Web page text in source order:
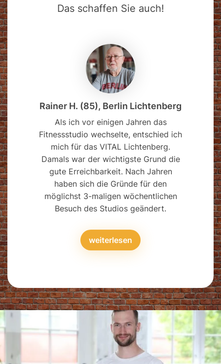
Das schaffen Sie auch!
Rainer H. (85), Berlin Lichtenberg
Als ich vor einigen Jahren das
Fitnessstudio wechselte, entschied ich
mich für das VITAL Lichtenberg.
Damals war der wichtigste Grund die
gute Erreichbarkeit. Nach Jahren
haben sich die Gründe für den
möglichst 3-maligen wöchentlichen
Besuch des Studios geändert.
weiterlesen